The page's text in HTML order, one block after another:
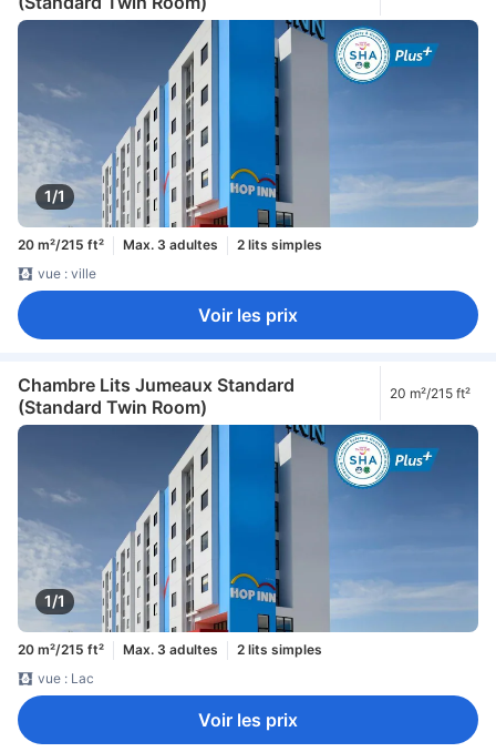
1/1
20 m²/215 ft² Max. 3 adultes
2 lits simples
vue : ville
Voir les prix
Chambre Lits Jumeaux Standard
(Standard Twin Room)
20 m²/215 ft²
1/1
20 m²/215 ft² Max. 3 adultes
2 lits simples
vue : Lac
Voir les prix